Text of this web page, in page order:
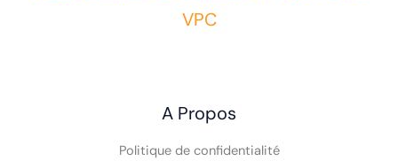
VPC
A Propos
Politique de confidentialité